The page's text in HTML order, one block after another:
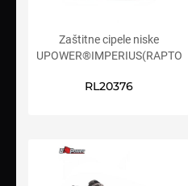
Zaštitne cipele niske
UPOWER®IMPERIUS(RAPTOR)
RL20376